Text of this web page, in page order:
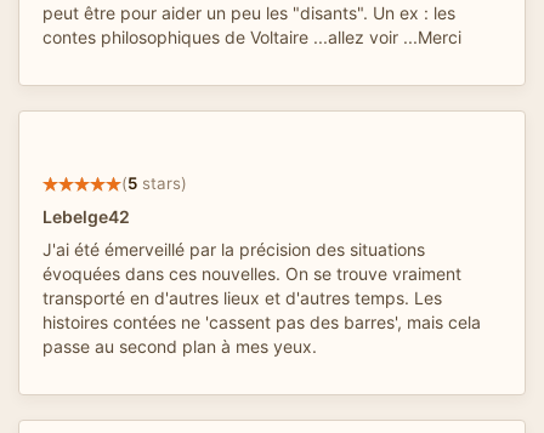
peut être pour aider un peu les "disants". Un ex : les
contes philosophiques de Voltaire ...allez voir ...Merci
(5 stars)
Lebelge42
J'ai été émerveillé par la précision des situations
évoquées dans ces nouvelles. On se trouve vraiment
transporté en d'autres lieux et d'autres temps. Les
histoires contées ne 'cassent pas des barres', mais cela
passe au second plan à mes yeux.